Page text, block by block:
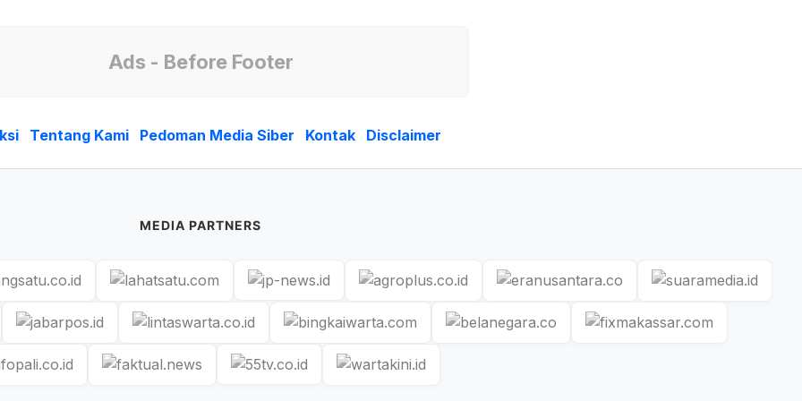
Ads - Before Footer
Tentang Kami Pedoman Media Siber Kontak Disclaimer
MEDIA PARTNERS